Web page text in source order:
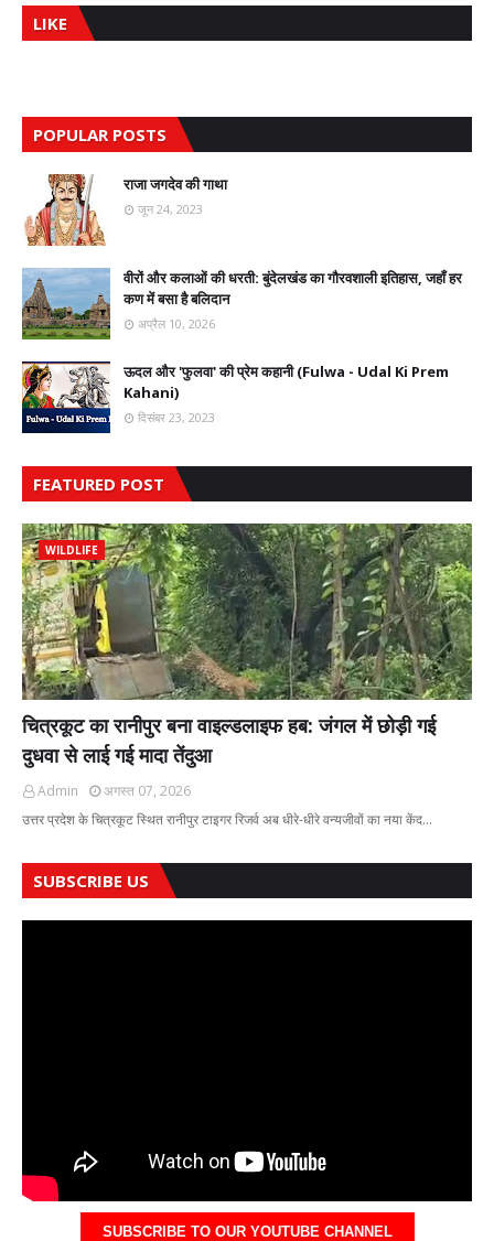
LIKE
POPULAR POSTS
राजा जगदेव की गाथा
जून 24, 2023
वीरों और कलाओं की धरती: बुंदेलखंड का गौरवशाली इतिहास, जहाँ हर
कण में बसा है बलिदान
अप्रैल 10, 2026
ऊदल और 'फुलवा' की प्रेम कहानी (Fulwa - Udal Ki Prem
Kahani)
दिसंबर 23, 2023
FEATURED POST
WILDLIFE
चित्रकूट का रानीपुर बना वाइल्डलाइफ हब: जंगल में छोड़ी गई
दुधवा से लाई गई मादा तेंदुआ
Admin
अगस्त 07, 2026
उत्तर प्रदेश के चित्रकूट स्थित रानीपुर टाइगर रिजर्व अब धीरे-धीरे वन्यजीवों का नया केंद…
SUBSCRIBE US
SUBSCRIBE TO OUR YOUTUBE CHANNEL